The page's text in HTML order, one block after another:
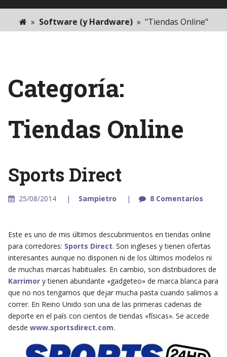
» Software (y Hardware) » "Tiendas Online"
Categoría:
Tiendas Online
Sports Direct
25/08/2014 Sampietro 8 Comentarios
Este es uno de mis últimos descubrimientos en tiendas online
para corredores: Sports Direct. Son ingleses y tienen ofertas
interesantes aunque no disponen ni de los últimos modelos ni
de muchas marcas habituales. En cambio, son distribuidores de
Karrimory tienen abundante «gadgeteo» de marca blanca para
que no nos tengamos que dejar mucha pasta cuando salimos a
correr. En Reino Unido son una de las primeras cadenas de
deporte en el país con cientos de tiendas «físicas». Se accede
desde www.sportsdirect.com.